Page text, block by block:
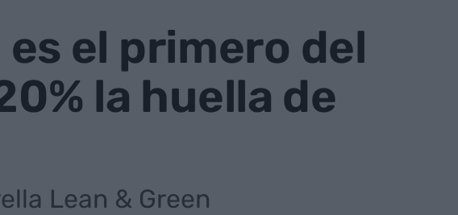
el primero del
la huella de
Lean & Green